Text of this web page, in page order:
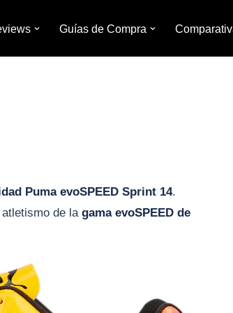
Guías de Compra
Puma evoSPEED Sprint 14.
de lagama evoSPEED de